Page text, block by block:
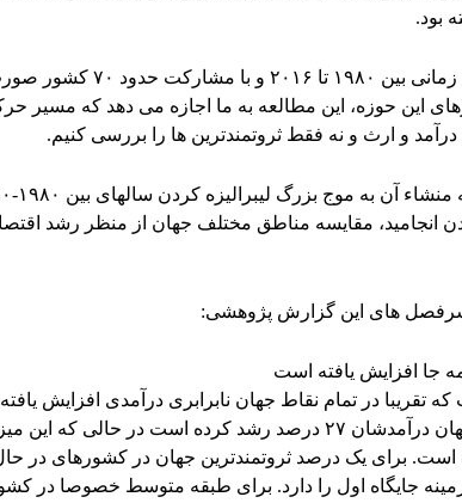
بود.
این پژوهش در دوره
این حوزه، این مطالعه به ما اجازه می دهد که مسیر
درآمد و ارث و نه فقط ثروتمندترین ها را بررسی کنیم.
انجامید، مقایسه مناطق مختلف جهان از منظر رشد
های این گزارش پژوهشی:
جا افزایش یافته است
بوده است. برای یک درصد ثروتمندترین جهان در کشورهای در
جایگاه اول را دارد. برای طبقه متوسط خصوصا در